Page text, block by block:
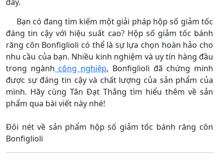
Bạn có đang tìm kiếm một giải pháp hộp số giảm tốc
đáng tin cậy với hiệu suất cao? Hộp số giảm tốc bánh
răng côn Bonfiglioli có thể là sự lựa chọn hoàn hảo cho
nhu cầu của bạn. Nhiều kinh nghiệm và uy tín hàng đầu
trong ngành công nghiệp, Bonfiglioli đã chứng minh
được sự đáng tin cậy và chất lượng của sản phẩm của
mình. Hãy cùng Tân Đạt Thắng tìm hiểu thêm về sản
phẩm qua bài viết này nhé!
Đôi nét về sản phẩm hộp số giảm tốc bánh răng côn
Bonfiglioli